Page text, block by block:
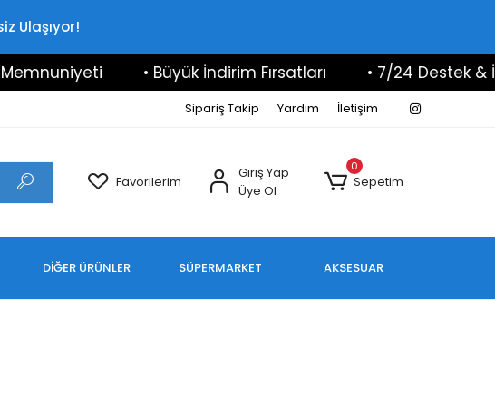
Ulaşıyor!
• Büyük İndirim Fırsatları • 7/24 Destek &
Sipariş Takip Yardım İletişim
Favorilerim
Giriş Yap
Üye Ol
0
Sepetim
DİĞER ÜRÜNLER SÜPERMARKET AKSESUAR